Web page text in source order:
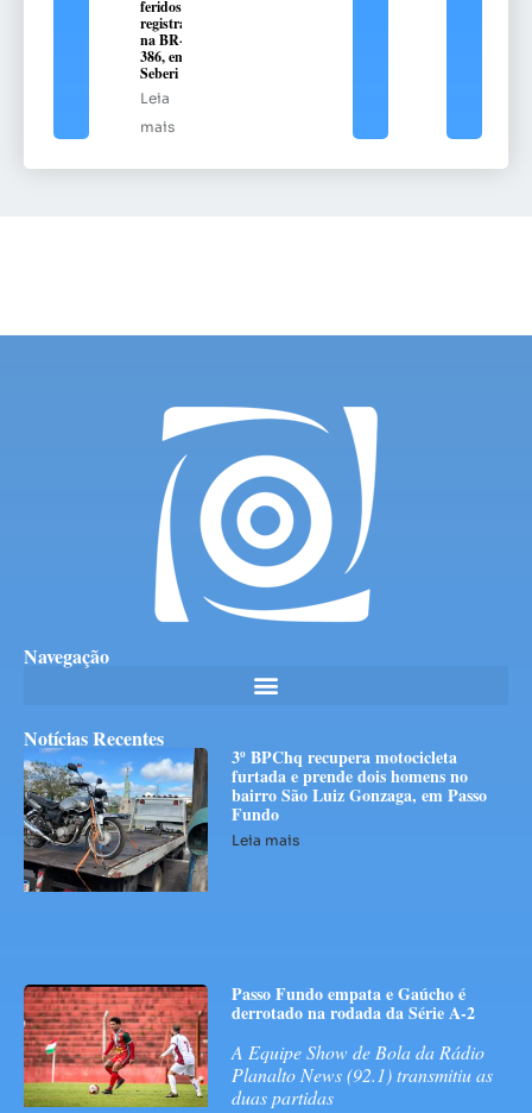
feridos é
registrado
na BR-
386, em
Seberi
Leia
mais
Navegação
Notícias Recentes
3º BPChq recupera motocicleta
furtada e prende dois homens no
bairro São Luiz Gonzaga, em Passo
Fundo
Leia mais
Passo Fundo empata e Gaúcho é
derrotado na rodada da Série A-2
A Equipe Show de Bola da Rádio
Planalto News (92.1) transmitiu as
duas partidas